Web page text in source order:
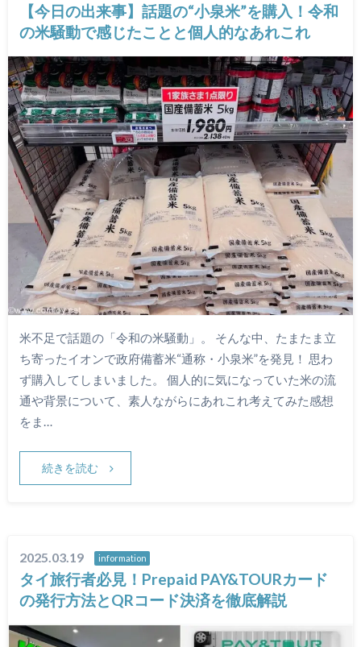
【今日の出来事】話題の“小泉米”を購入！令和
の米騒動で感じたことと個人的なあれこれ
米不足で話題の「令和の米騒動」。 そんな中、たまたま立
ち寄ったイオンで政府備蓄米“通称・小泉米”を発見！ 思わ
ず購入してしまいました。 個人的に気になっていた米の流
通や背景について、素人ながらにあれこれ考えてみた感想
をま…
続きを読む
2025.03.19 information
タイ旅行者必見！Prepaid PAY&TOURカード
の発行方法とQRコード決済を徹底解説